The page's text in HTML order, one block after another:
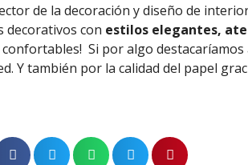
de la decoración y diseño de
decorativos con estilos elegantes,
Si por algo
Ytambién por la calidad del papel